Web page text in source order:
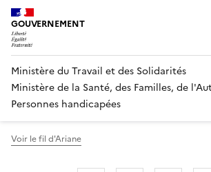
Panneau de gestion des cookies
GOUVERNEMENT
Ministère du Travail et des Solidarités
Ministère de la Santé, des Familles, de
Personnes handicapées
Voir le fil d'Ariane